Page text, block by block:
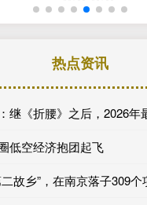
热点资讯
低空经济抱团起飞